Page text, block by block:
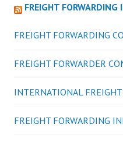
FREIGHT FORWARDING
FREIGHT FORWARDING
FREIGHT FORWARDER
INTERNATIONAL
FREIGHT FORWARDING